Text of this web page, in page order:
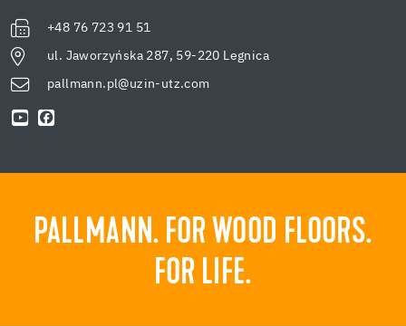
+48 76 723 91 51
ul. Jaworzyńska 287, 59-220 Legnica
pallmann.pl@uzin-utz.com
PALLMANN. FOR WOOD FLOORS.
FOR LIFE.